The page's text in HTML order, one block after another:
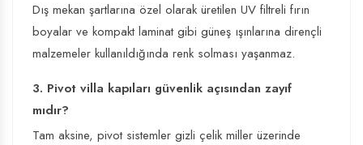
Dış mekan şartlarına özel olarak üretilen UV filtreli fırın
boyalar ve kompakt laminat gibi güneş ışınlarına dirençli
malzemeler kullanıldığında renk solması yaşanmaz.
3. Pivot villa kapıları güvenlik açısından zayıf
mıdır?
Tam aksine, pivot sistemler gizli çelik miller üzerinde